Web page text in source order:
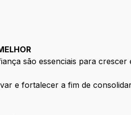
são essenciais para crescer
e fortalecer a fim de